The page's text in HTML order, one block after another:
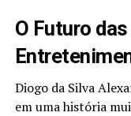
O Futuro
Diogo da Silva
em uma história